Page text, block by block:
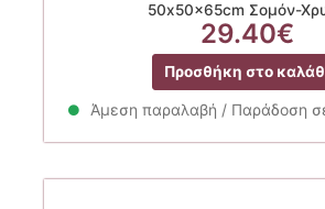
50x50x65cm Σομόν-
29.40€
Προσθήκη στο
Άμεση παραλαβή / Παράδοση